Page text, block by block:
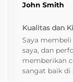
John Smith
Kualitas dan
Saya membeli
saya, dan
memberikan
sangat baik di